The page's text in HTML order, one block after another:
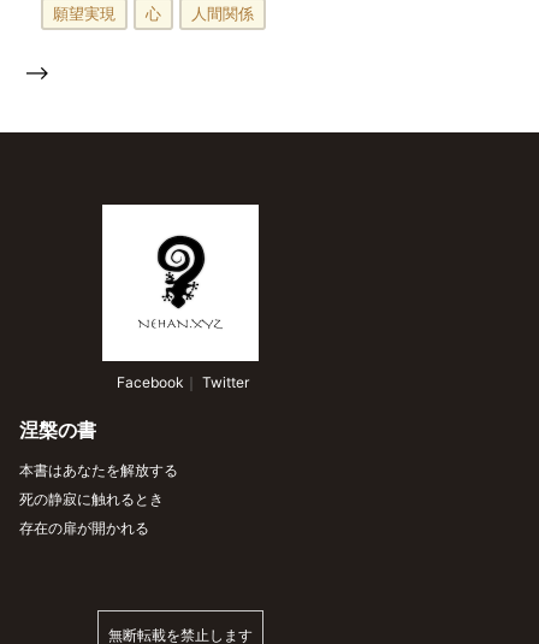
願望実現
心 人間関係
-->
Facebook ｜ Twitter
涅槃の書
本書はあなたを解放する
死の静寂に触れるとき
存在の扉が開かれる
無断転載を禁止します